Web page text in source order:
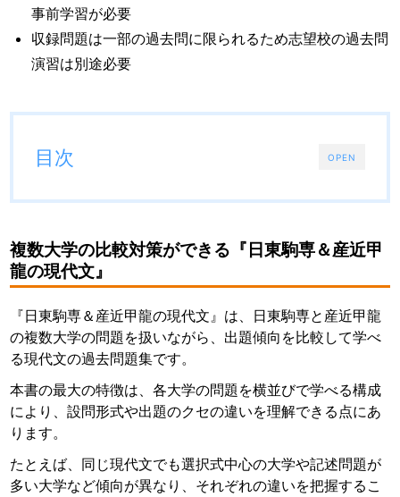
事前学習が必要
収録問題は一部の過去問に限られるため志望校の過去問
演習は別途必要
OPEN
目次
複数大学の比較対策ができる『日東駒専＆産近甲
龍の現代文』
『日東駒専＆産近甲龍の現代文』は、日東駒専と産近甲龍
の複数大学の問題を扱いながら、出題傾向を比較して学べ
る現代文の過去問題集です。
本書の最大の特徴は、各大学の問題を横並びで学べる構成
により、設問形式や出題のクセの違いを理解できる点にあ
ります。
たとえば、同じ現代文でも選択式中心の大学や記述問題が
多い大学など傾向が異なり、それぞれの違いを把握するこ